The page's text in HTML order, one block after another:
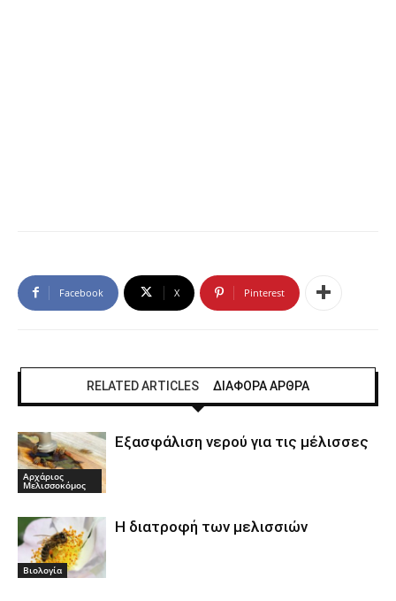
Facebook X Pinterest
RELATED ARTICLES ΔΙΑΦΟΡΑ ΑΡΘΡΑ
Αρχάριος
Μελισσοκόμος
Εξασφάλιση νερού για τις µέλισσες
Βιολογία
Η διατροφή των μελισσιών